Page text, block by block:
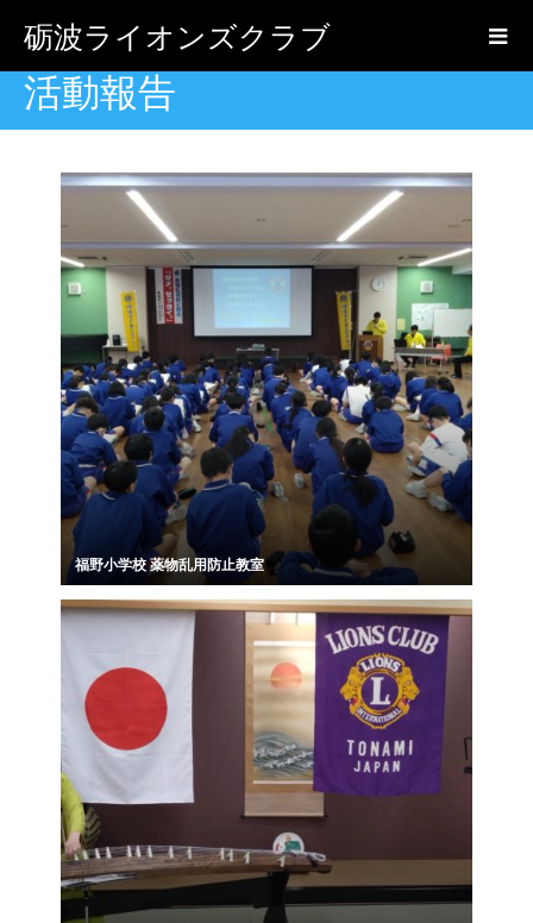
砺波ライオンズクラブ
活動報告
福野小学校 薬物乱用防止教室